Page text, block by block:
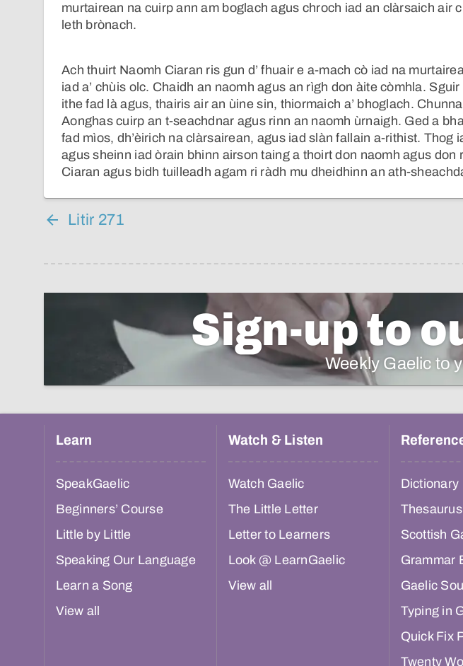
murtairean na cuirp ann am boglach agus chroch iad an clàrsaich air
leth brònach.
Ach thuirt Naomh Ciaran ris gun d’ fhuair e a-mach cò iad na
iad a’ chùis olc. Chaidh an naomh agus an rìgh don àite còmhla.
ithe fad là agus, thairis air an ùine sin, thiormaich a’ bhoglach.
Aonghas cuirp an t-seachdnar agus rinn an naomh ùrnaigh. Ged a
fad mìos, dh’èirich na clàrsairean, agus iad slàn fallain a-rithist. Thog
agus sheinn iad òrain bhinn airson taing a thoirt don naomh agus don
Ciaran agus bidh tuilleadh agam ri ràdh mu dheidhinn an ath-
Litir 271
Sign-up to
Weekly Gaelic to
Learn
SpeakGaelic
Beginners’ Course
Little by Little
Speaking Our Language
Learn a Song
View all
Watch & Listen
Watch Gaelic
The Little Letter
Letter to Learners
Look @ LearnGaelic
View all
Dictionary
Thesaurus
Scottish
Grammar
Gaelic
Typing in
Quick Fix
Twenty